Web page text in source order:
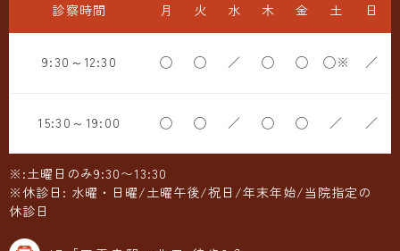
診察時間 月 火 水 木 金 土 日
9:30～12:30 ◯ ◯ ／ ◯ ◯ ◯※ ／
15:30～19:00 ◯ ◯ ／ ◯ ◯ ／ ／
※:土曜日のみ9:30〜13:30
※休診日: 水曜・日曜/土曜午後/祝日/年末年始/当院指定の
休診日